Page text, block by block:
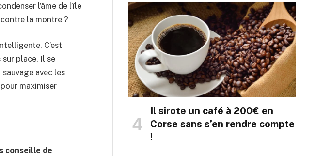
l’âme de l’île
la montre ?
C’est
place. Il se
avec les
maximiser
conseille de
Il sirote un café à 200€ en
Corse sans s’en rendre compte
!